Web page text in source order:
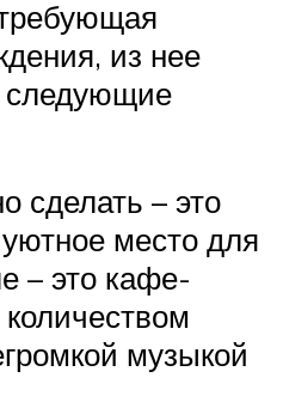
из нее
сделать – это
место для
– это кафе-
музыкой